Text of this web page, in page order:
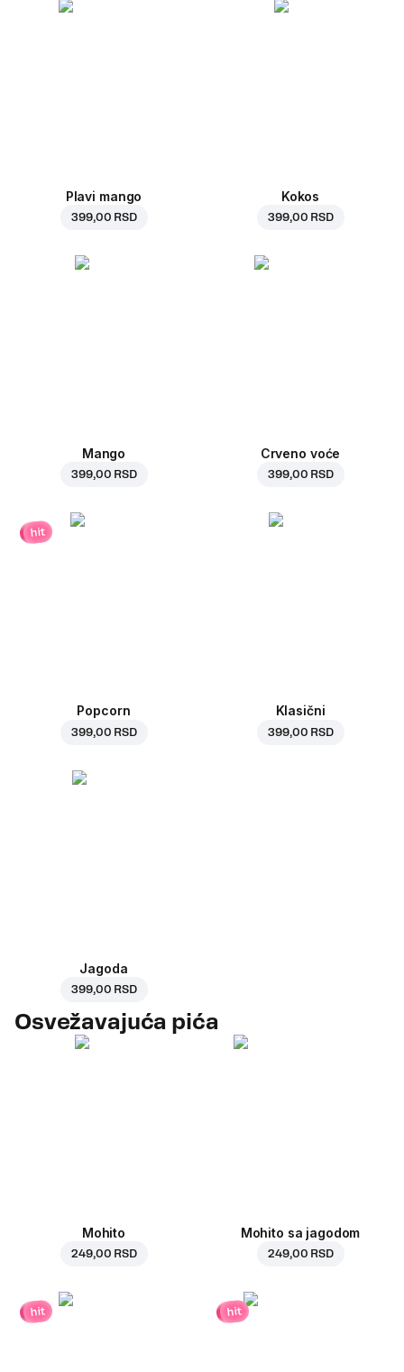
Plavi mango
399,00 RSD
Kokos
399,00 RSD
Mango
399,00 RSD
Crveno voće
399,00 RSD
hit
Popcorn
399,00 RSD
Klasični
399,00 RSD
Jagoda
399,00 RSD
Osvežavajuća pića
Mohito
249,00 RSD
Mohito sa jagodom
249,00 RSD
hit hit